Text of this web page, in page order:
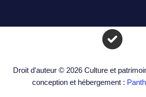
Droit d'auteur © 2026 Culture et
conception et hébergement :